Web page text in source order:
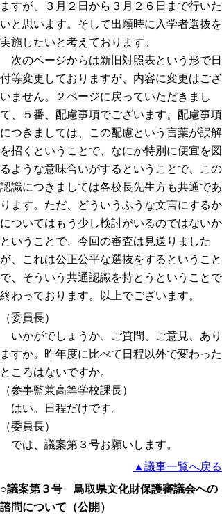
ますが、３月２日から３月２６日まで行いた
いと思います。そして出願時に入学者選抜を
実施したいと考えております。
次のページからは新旧対照表という形で日
付等変更しておりますが、内容に変更はござ
いません。２ページに戻っていただきまし
て、５番、配慮事項でございます。配慮事項
につきましては、この配慮という言葉が誤解
を招くということで、なにか特別に便宜を図
るような意味合いがするということで、この
認識につきましては各校長先生方も共通であ
ります。ただ、どういうふうな文言にするか
についてはもう少し検討がいるのではないか
ということで、今回の審査は見送りました
が、これは公正公平な選抜をするということ
で、そういう共通認識を持とうということで
終わっております。以上でございます。
（委員長）
いかがでしょうか、ご質問、ご意見、あり
ますか。昨年度に比べて日程以外で変わった
ところはないですか。
（参事監兼高等学校課長）
はい。日程だけです。
（委員長）
では、議案第３号お願いします。
▲議事一覧へ戻る
○議案第３号 鳥取県文化財保護審議会への
諮問について（公開）